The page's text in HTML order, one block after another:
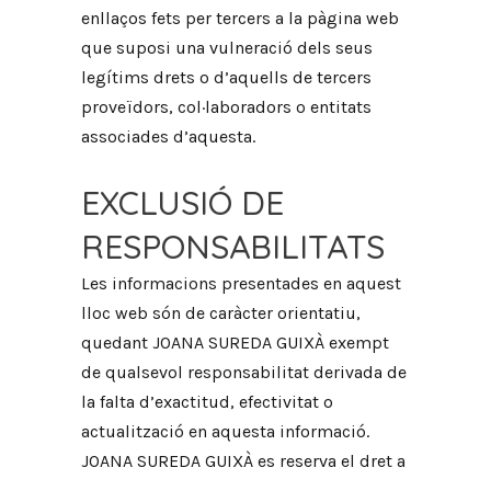
enllaços fets per tercers a la pàgina web
que suposi una vulneració dels seus
legítims drets o d’aquells de tercers
proveïdors, col·laboradors o entitats
associades d’aquesta.
EXCLUSIÓ DE
RESPONSABILITATS
Les informacions presentades en aquest
lloc web són de caràcter orientatiu,
quedant JOANA SUREDA GUIXÀ exempt
de qualsevol responsabilitat derivada de
la falta d’exactitud, efectivitat o
actualització en aquesta informació.
JOANA SUREDA GUIXÀ es reserva el dret a